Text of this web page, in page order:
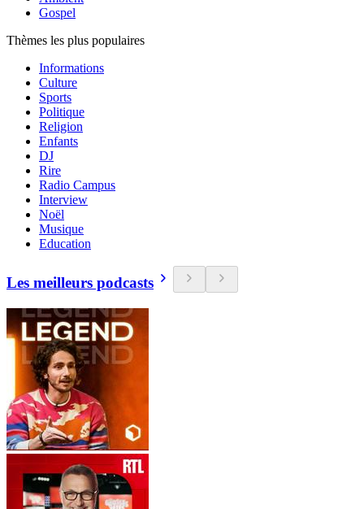
Gospel
Thèmes les plus populaires
Informations
Culture
Sports
Politique
Religion
Enfants
DJ
Rire
Radio Campus
Interview
Noël
Musique
Education
Les meilleurs podcasts